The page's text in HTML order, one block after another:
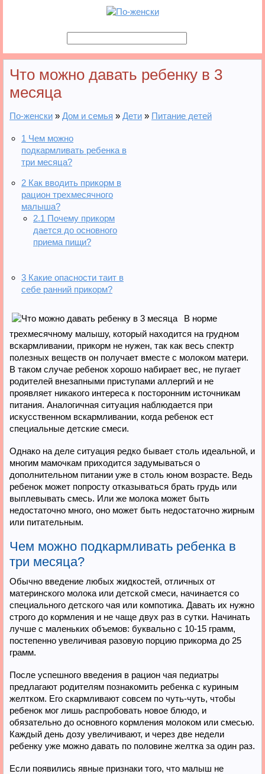
Что можно давать ребенку в 3
месяца
По-женски » Дом и семья » Дети » Питание детей
1 Чем можно
подкармливать ребенка в
три месяца?
2 Как вводить прикорм в
рацион трехмесячного
малыша?
2.1 Почему прикорм
дается до основного
приема пищи?
3 Какие опасности таит в
себе ранний прикорм?
В норме
трехмесячному малышу, который находится на грудном
вскармливании, прикорм не нужен, так как весь спектр
полезных веществ он получает вместе с молоком матери.
В таком случае ребенок хорошо набирает вес, не пугает
родителей внезапными приступами аллергий и не
проявляет никакого интереса к посторонним источникам
питания. Аналогичная ситуация наблюдается при
искусственном вскармливании, когда ребенок ест
специальные детские смеси.
Однако на деле ситуация редко бывает столь идеальной, и
многим мамочкам приходится задумываться о
дополнительном питании уже в столь юном возрасте. Ведь
ребенок может попросту отказываться брать грудь или
выплевывать смесь. Или же молока может быть
недостаточно много, оно может быть недостаточно жирным
или питательным.
Чем можно подкармливать ребенка в
три месяца?
Обычно введение любых жидкостей, отличных от
материнского молока или детской смеси, начинается со
специального детского чая или компотика. Давать их нужно
строго до кормления и не чаще двух раз в сутки. Начинать
лучше с маленьких объемов: буквально с 10-15 грамм,
постепенно увеличивая разовую порцию прикорма до 25
грамм.
После успешного введения в рацион чая педиатры
предлагают родителям познакомить ребенка с куриным
желтком. Его скармливают совсем по чуть-чуть, чтобы
ребенок мог лишь распробовать новое блюдо, и
обязательно до основного кормления молоком или смесью.
Каждый день дозу увеличивают, и через две недели
ребенку уже можно давать по половине желтка за один раз.
Если появились явные признаки того, что малыш не